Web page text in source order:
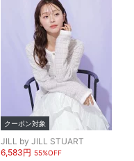
クーポン対象
JILL by JILL STUART
6,583円 55%OFF